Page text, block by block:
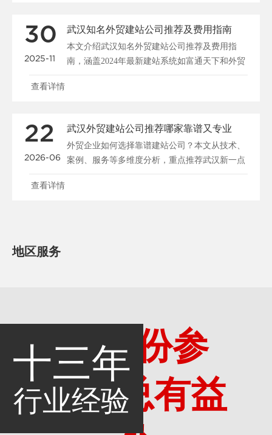
30
2025-11
武汉知名外贸建站公司推荐及费用指南
本文介绍武汉知名外贸建站公司推荐及费用指
南，涵盖2024年最新建站系统如富通天下和外贸
快车，分析佛山......
查看详情
22
2026-06
武汉外贸建站公司推荐哪家靠谱又专业
外贸企业如何选择靠谱建站公司？本文从技术、
案例、服务等多维度分析，重点推荐武汉新一点
网络，提供专业外......
查看详情
地区服务
十三年
行业经验
多一份参
考，总有益